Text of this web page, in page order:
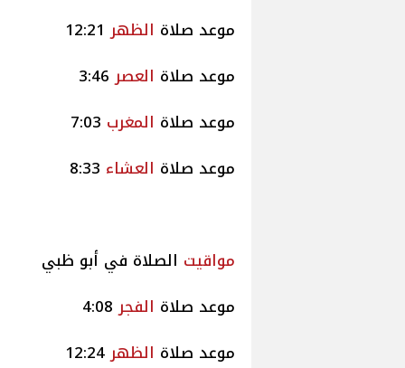
موعد صلاة الظهر12:21
موعد صلاة العصر3:46
موعد صلاة المغرب
موعد صلاة العشاء
مواقيت الصلاة في أبو ظبي
موعد صلاة الفجر4:08
موعد صلاة الظهر12:24